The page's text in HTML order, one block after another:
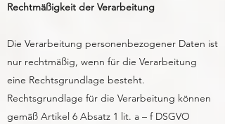
Rechtmäßigkeit der Verarbeitung
Die Verarbeitung personenbezogener Daten ist
nur rechtmäßig, wenn für die Verarbeitung
eine Rechtsgrundlage besteht.
Rechtsgrundlage für die Verarbeitung können
gemäß Artikel 6 Absatz 1 lit. a – f DSGVO